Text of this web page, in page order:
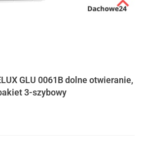
GLU 0061B dolne otwieranie,
3-szybowy